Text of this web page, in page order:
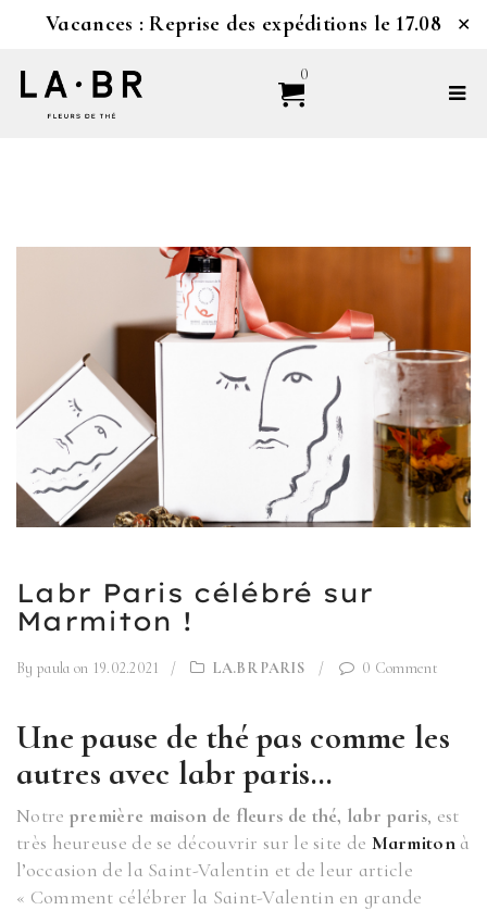
Vacances : Reprise des expéditions le 17.08 ✕
0
Labr Paris célébré sur
Marmiton !
By paula on 19.02.2021 / LA.BR PARIS / 0 Comment
Une pause de thé pas comme les
autres avec labr paris…
Notre première maison de fleurs de thé, labr paris, est
très heureuse de se découvrir sur le site de Marmitonà
l’occasion de la Saint-Valentin et de leur article
« Comment célébrer la Saint-Valentin en grande